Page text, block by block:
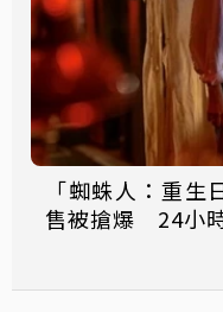
「蜘蛛人：重
售被搶爆 24小